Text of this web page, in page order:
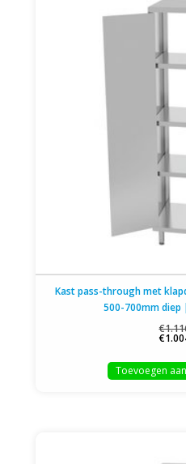
Kast pass-through met
500-700mm
Toevoegen